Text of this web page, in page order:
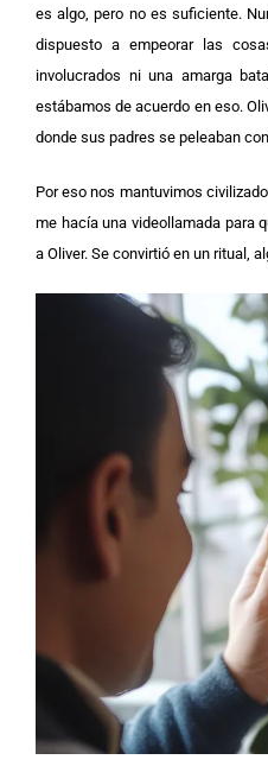
es algo, pero no es suficiente.
dispuesto a empeorar las
involucrados ni una amarga
estábamos de acuerdo en eso.
donde sus padres se peleaban
Por eso nos mantuvimos
me hacía una videollamada para
a Oliver. Se convirtió en un ritual,